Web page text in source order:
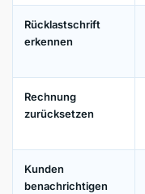
Rücklastschrift
erkennen
Rechnung
zurücksetzen
Kunden
benachrichtigen